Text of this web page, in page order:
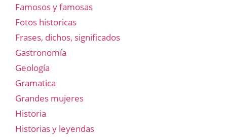
Famosos y famosas
Fotos historicas
Frases, dichos, significados
Gastronomía
Geología
Gramatica
Grandes mujeres
Historia
Historias y leyendas